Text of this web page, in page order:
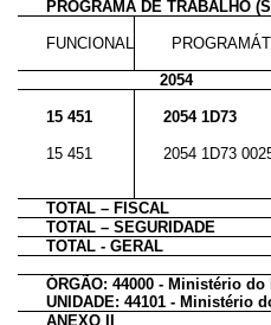
PROGRAMA DE TRABALHO
FUNCIONAL
2054
15 451
2054 1D73
15 451
2054 1D73
TOTAL – FISCAL
TOTAL – SEGURIDADE
TOTAL - GERAL
ÓRGÃO: 44000 - Ministério
UNIDADE: 44101 - Ministério
ANEXO II